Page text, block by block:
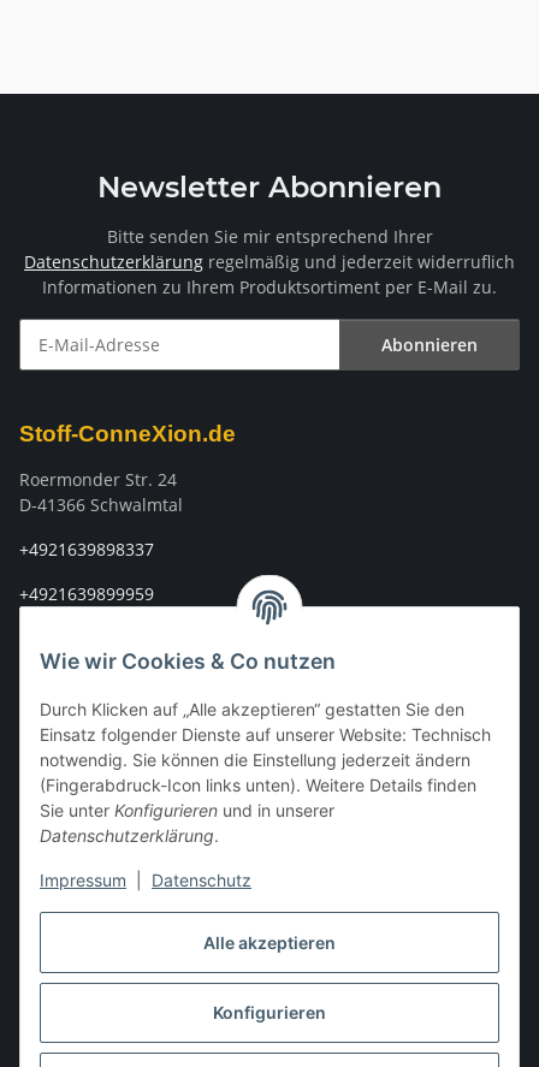
Alle akzeptieren
Konfigurieren
Wie wir Cookies & Co nutzen
Durch Klicken auf „Alle akzeptieren“ gestatten Sie den
Einsatz folgender Dienste auf unserer Website: Technisch
notwendig. Sie können die Einstellung jederzeit ändern
(Fingerabdruck-Icon links unten). Weitere Details finden
Sie unter Konfigurieren und in unserer
Datenschutzerklärung.
Impressum Datenschutz
Newsletter Abonnieren
Bitte senden Sie mir entsprechend Ihrer
Datenschutzerklärung regelmäßig und jederzeit widerruflich
Informationen zu Ihrem Produktsortiment per E-Mail zu.
Abonnieren
Stoff-ConneXion.de
Roermonder Str. 24
D-41366 Schwalmtal
+4921639898337
+4921639899959
Rechtliches
Mein Konto
Vertrag widerrufen